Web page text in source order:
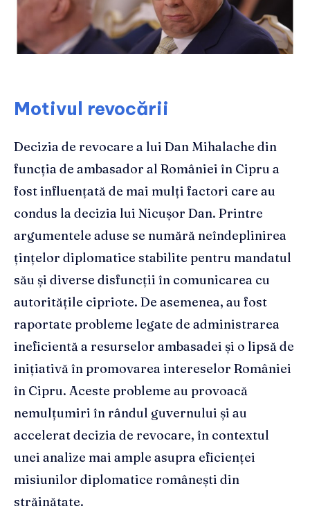
Motivul revocării
Decizia de revocare a lui Dan Mihalache din
funcția de ambasador al României în Cipru a
fost influențată de mai mulți factori care au
condus la decizia lui Nicușor Dan. Printre
argumentele aduse se numără neîndeplinirea
țințelor diplomatice stabilite pentru mandatul
său și diverse disfuncții în comunicarea cu
autoritățile cipriote. De asemenea, au fost
raportate probleme legate de administrarea
ineficientă a resurselor ambasadei și o lipsă de
inițiativă în promovarea intereselor României
în Cipru. Aceste probleme au provoacă
nemulțumiri în rândul guvernului și au
accelerat decizia de revocare, în contextul
unei analize mai ample asupra eficienței
misiunilor diplomatice românești din
străinătate.